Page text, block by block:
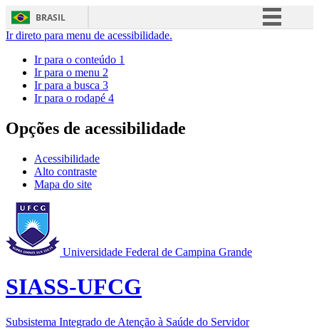
BRASIL
Ir direto para menu de acessibilidade.
Ir para o conteúdo 1
Ir para o menu 2
Ir para a busca 3
Ir para o rodapé 4
Opções de acessibilidade
Acessibilidade
Alto contraste
Mapa do site
Universidade Federal de Campina Grande
SIASS-UFCG
Subsistema Integrado de Atenção à Saúde do Servidor